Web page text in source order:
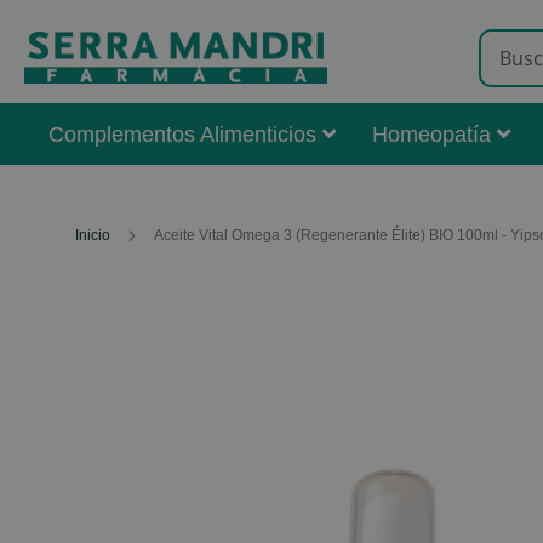
Complementos Alimenticios Homeopatía
Inicio Aceite Vital Omega 3 (Regenerante Élite) BIO 100ml -